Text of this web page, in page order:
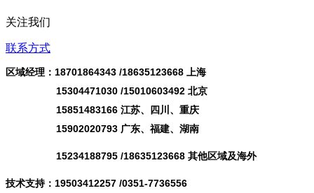
关注我们
联系方式
区域经理：18701864343 /18635123668 上海
15304471030 /15010603492 北京
15851483166 江苏、四川、重庆
15902020793 广东、福建、湖南
15234188795 /18635123668 其他区域及海外
技术支持：19503412257 /0351-7736556